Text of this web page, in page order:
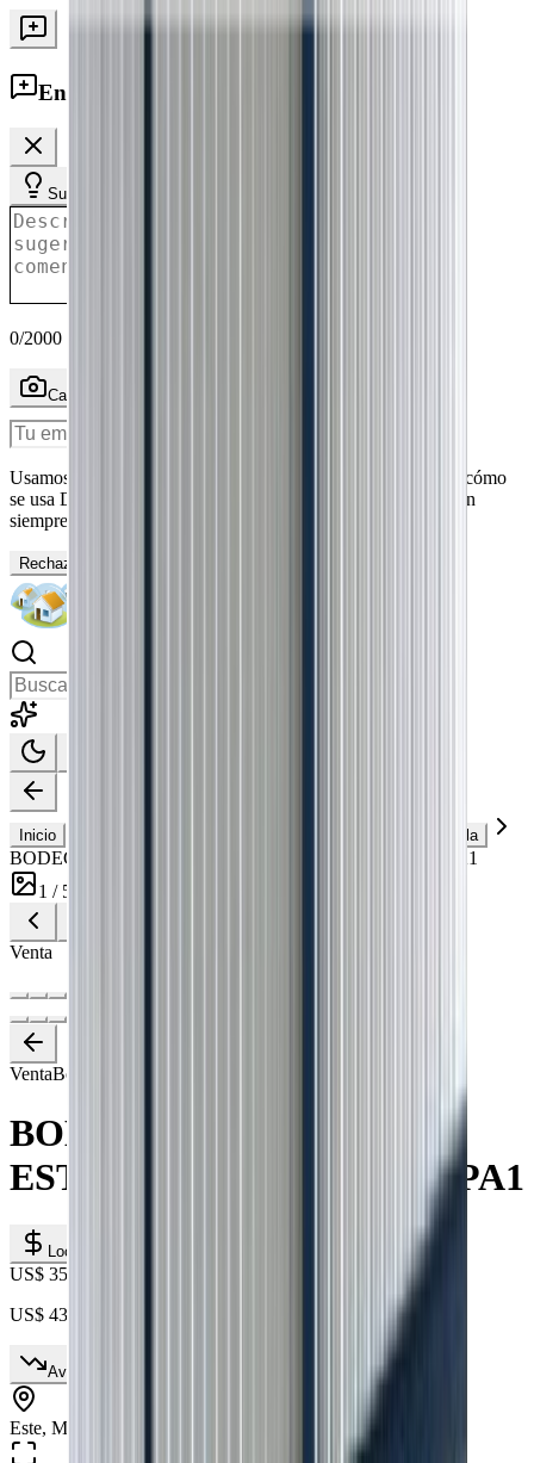
Enviar feedback
Sugerencia
0/2000
Capturar pantalla
Usamos cookies analíticas (Google Analytics) para entender cómo
se usa Doomos y mejorar el servicio. Las cookies técnicas son
siempre necesarias.
Rechazar
Inicio Machala
BODEGA EN VENTA AL ESTE DE MACHALA #DEPA1
1 / 5
Venta
VentaBodega
BODEGA EN VENTA AL
ESTE DE MACHALA #DEPA1
Local
US$ 350.000
US$ 438
Avísame si baja de precio
Este, Machala, Provincia de El Oro